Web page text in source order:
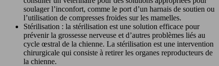
soulager l’inconfort, comme le port d’un harnais de soutien ou
l’utilisation de compresses froides sur les mamelles.
Stérilisation : la stérilisation est une solution efficace pour
prévenir la grossesse nerveuse et d’autres problèmes liés au
cycle œstral de la chienne. La stérilisation est une intervention
chirurgicale qui consiste à retirer les organes reproducteurs de
la chienne.